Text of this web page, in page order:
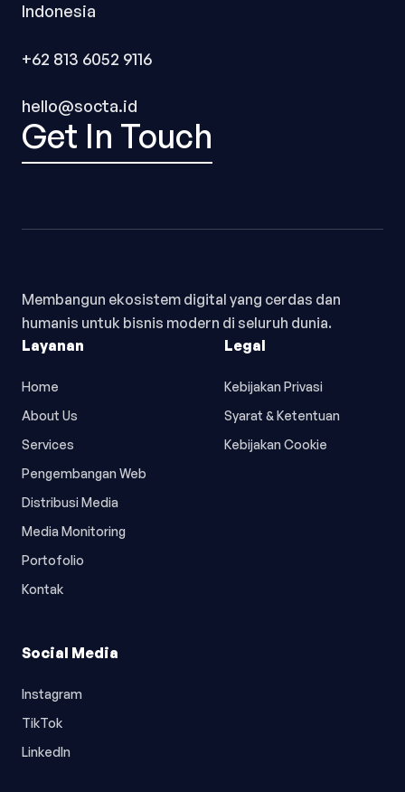
Indonesia
+62 813 6052 9116
hello@socta.id
Get In Touch
Membangun ekosistem digital yang cerdas dan
humanis untuk bisnis modern di seluruh dunia.
Layanan
Home
About Us
Services
Pengembangan Web
Distribusi Media
Media Monitoring
Portofolio
Kontak
Legal
Kebijakan Privasi
Syarat & Ketentuan
Kebijakan Cookie
Social Media
Instagram
TikTok
LinkedIn